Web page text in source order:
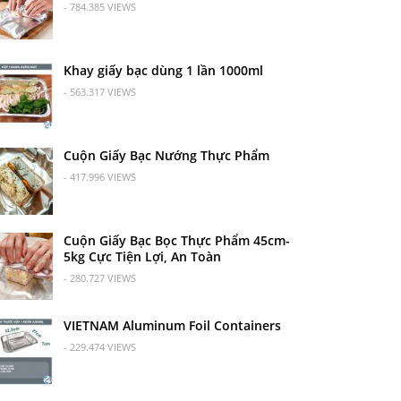
- 784.385 VIEWS
Khay giấy bạc dùng 1 lần 1000ml
- 563.317 VIEWS
Cuộn Giấy Bạc Nướng Thực Phẩm
- 417.996 VIEWS
Cuộn Giấy Bạc Bọc Thực Phẩm 45cm-
5kg Cực Tiện Lợi, An Toàn
- 280.727 VIEWS
VIETNAM Aluminum Foil Containers
- 229.474 VIEWS